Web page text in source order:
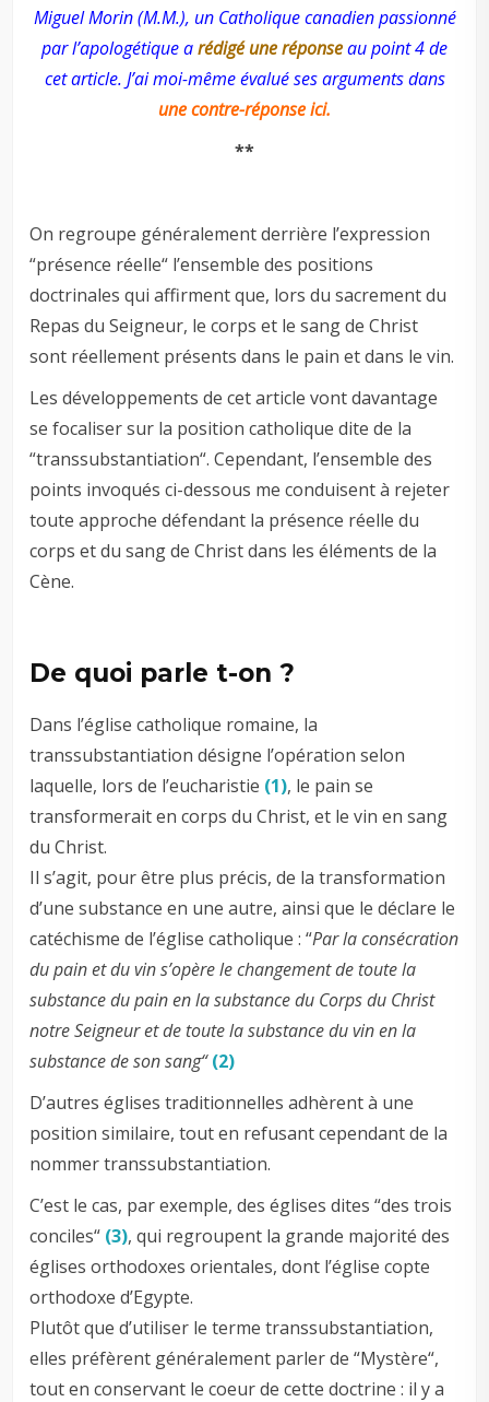
Miguel Morin (M.M.), un Catholique canadien passionné
par l’apologétique arédigé une réponseau point 4 de
cet article. J’ai moi-même évalué ses arguments dans
une contre-réponse ici.
**
On regroupe généralement derrière l’expression
“présence réelle“ l’ensemble des positions
doctrinales qui affirment que, lors du sacrement du
Repas du Seigneur, le corps et le sang de Christ
sont réellement présents dans le pain et dans le vin.
Les développements de cet article vont davantage
se focaliser sur la position catholique dite de la
“transsubstantiation“. Cependant, l’ensemble des
points invoqués ci-dessous me conduisent à rejeter
toute approche défendant la présence réelle du
corps et du sang de Christ dans les éléments de la
Cène.
De quoi parle t-on ?
Dans l’église catholique romaine, la
transsubstantiation désigne l’opération selon
laquelle, lors de l’eucharistie (1), le pain se
transformerait en corps du Christ, et le vin en sang
du Christ.
Il s’agit, pour être plus précis, de la transformation
d’une substance en une autre, ainsi que le déclare le
catéchisme de l’église catholique : “Par la consécration
du pain et du vin s’opère le changement de toute la
substance du pain en la substance du Corps du Christ
notre Seigneur et de toute la substance du vin en la
substance de son sang“ (2)
D’autres églises traditionnelles adhèrent à une
position similaire, tout en refusant cependant de la
nommer transsubstantiation.
C’est le cas, par exemple, des églises dites “des trois
conciles“ (3), qui regroupent la grande majorité des
églises orthodoxes orientales, dont l’église copte
orthodoxe d’Egypte.
Plutôt que d’utiliser le terme transsubstantiation,
elles préfèrent généralement parler de “Mystère“,
tout en conservant le coeur de cette doctrine : il y a